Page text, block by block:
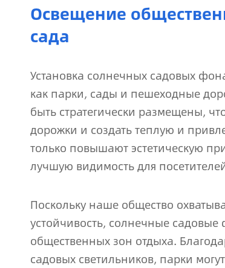
Освещение
сада
Установка солнечных садовых
как парки, сады и пешеходные
быть стратегически размещены,
дорожки и создать теплую и
только повышают эстетическую
лучшую видимость для
Поскольку наше общество
устойчивость, солнечные
общественных зон отдыха.
садовых светильников, парки